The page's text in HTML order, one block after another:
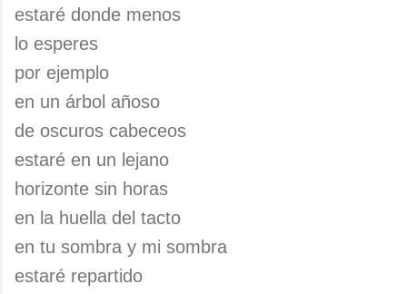
estaré donde menos
lo esperes
por ejemplo
en un árbol añoso
de oscuros cabeceos
estaré en un lejano
horizonte sin horas
en la huella del tacto
en tu sombra y mi sombra
estaré repartido